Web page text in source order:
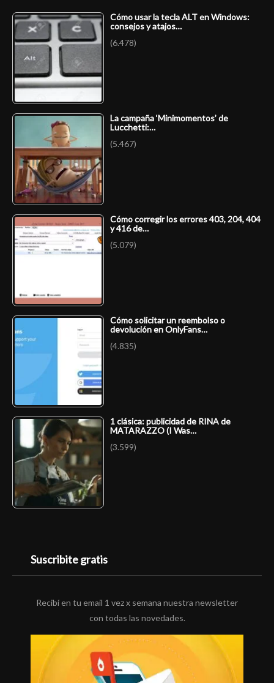
Cómo usar la tecla ALT en Windows:
consejos y atajos…
(6.478)
La campaña ‘Minimomentos’ de
Lucchetti:…
(5.467)
Cómo corregir los errores 403, 204, 404
y 416 de…
(5.079)
Cómo solicitar un reembolso o
devolución en OnlyFans…
(4.835)
1 clásica: publicidad de RINA de
MATARAZZO (I Was…
(3.599)
Suscribite gratis
Recibí en tu email 1 vez x semana nuestra newsletter
con todas las novedades.